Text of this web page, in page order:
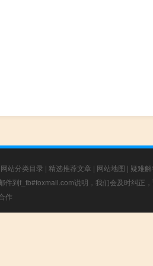
网站分类目录 | 精选推荐文章 | 网站地图 | 疑难
件到f_fb#foxmail.com说明，我们会及时纠正
作